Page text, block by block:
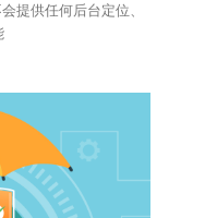
提供任何后台定位、